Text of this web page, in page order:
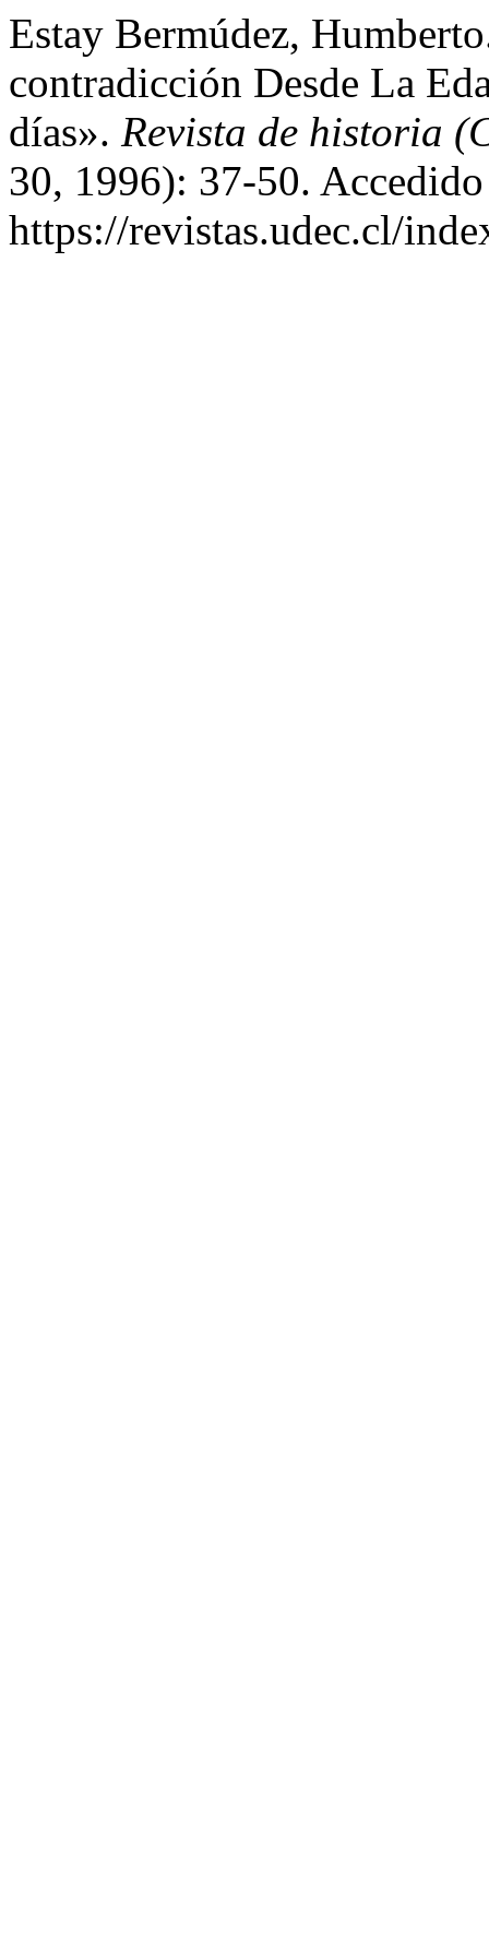
Estay Bermúdez,
contradicción Desde La
días». Revista de historia
30, 1996): 37-50.
https://revistas.udec.cl/